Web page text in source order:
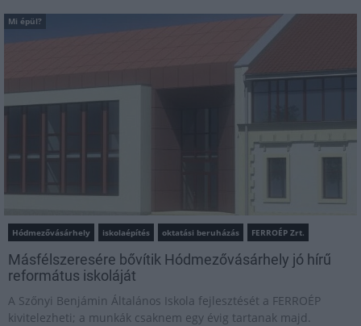
Mi épül?
Hódmezővásárhely iskolaépítés oktatási beruházás FERROÉP Zrt.
Másfélszeresére bővítik Hódmezővásárhely jó hírű
református iskoláját
A Szőnyi Benjámin Általános Iskola fejlesztését a FERROÉP
kivitelezheti; a munkák csaknem egy évig tartanak majd.